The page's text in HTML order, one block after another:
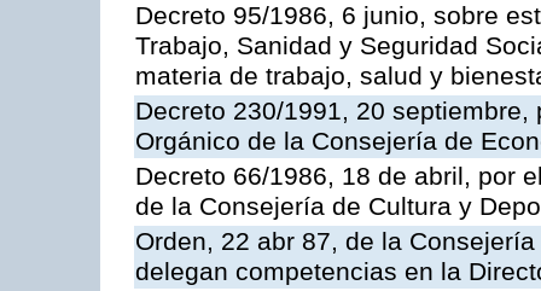
Decreto 95/1986, 6 junio, sobre
Trabajo, Sanidad y Seguridad
materia de trabajo, salud y
Decreto 230/1991, 20
Orgánico de la Consejería de
Decreto 66/1986, 18 de abril, por
de la Consejería de Cultura y
Orden, 22 abr 87, de la
delegan competencias en la